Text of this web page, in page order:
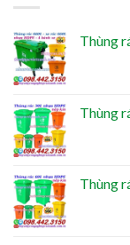
Thùng
Thùng
Thùng